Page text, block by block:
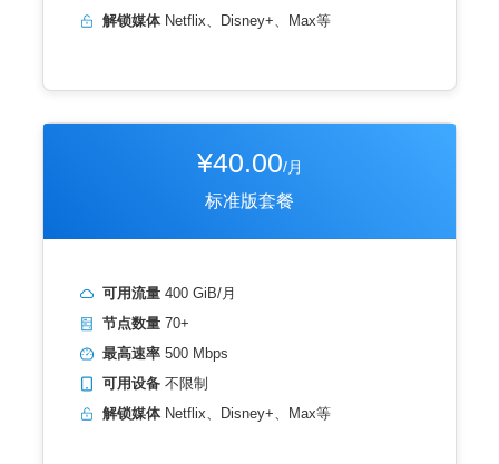
解锁媒体Netflix、Disney+、Max等
¥40.00/月
标准版套餐
可用流量400 GiB/月
节点数量70+
最高速率500 Mbps
可用设备不限制
解锁媒体Netflix、Disney+、Max等